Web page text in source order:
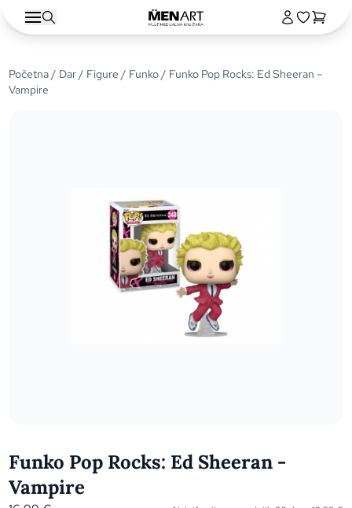
Početna/ Dar/ Figure / Funko/ Funko Pop Rocks: Ed Sheeran –
Vampire
Funko Pop Rocks: Ed Sheeran -
Vampire